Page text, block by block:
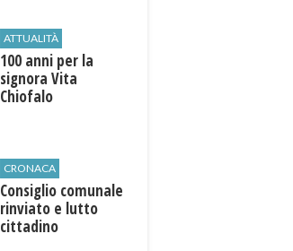
ATTUALITÀ
100 anni per la
signora Vita
Chiofalo
CRONACA
Consiglio comunale
rinviato e lutto
cittadino